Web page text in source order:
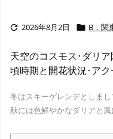
 2026年8月2日  B．関
天空のコスモス･ダリ
頃時期と開花状況･ア
冬はスキーゲレンデとしまし
秋には色鮮やかなダリアと風